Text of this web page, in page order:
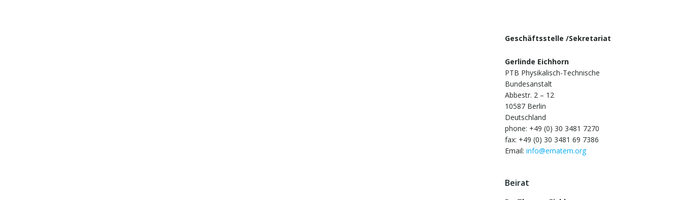
Geschäftsstelle /Sekretariat
Gerlinde Eichhorn
PTB Physikalisch-Technische
Bundesanstalt
Abbestr. 2 – 12
10587 Berlin
Deutschland
phone: +49 (0) 30 3481 7270
fax: +49 (0) 30 3481 69 7386
Email: info@ematem.org
Beirat